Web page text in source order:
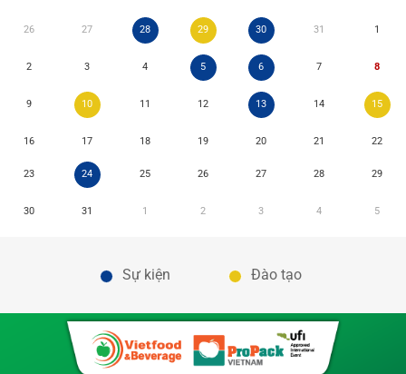
26 27 28 29 30 31 1
2 3 4 5 6 7 8
9 10 11 12 13 14 15
16 17 18 19 20 21 22
23 24 25 26 27 28 29
30 31 1 2 3 4 5
Sự kiện Đào tạo